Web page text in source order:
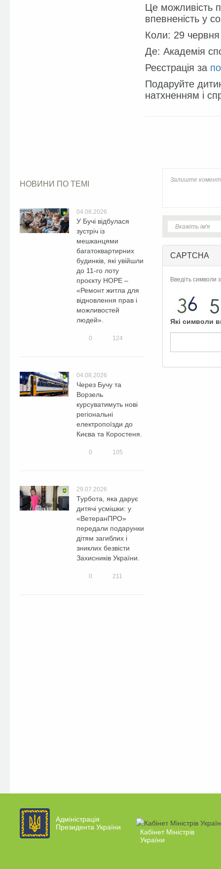
Це можливість
впевненість у
Коли: 29
Де: Академія
Реєстрація за
Подаруйте
натхненням і
НОВИНИ ПО ТЕМІ
04.08.2026
У Бучі відбулася
зустріч із
мешканцями
багатоквартирних
будинків, які увійшли
до 11-го лоту
проєкту HOPE –
«Ремонт житла для
відновлення прав і
можливостей
людей».
0 124
04.08.2026
Через Бучу та
Ворзель
курсуватимуть нові
регіональні
електропоїзди до
Києва та Коростеня.
0 105
29.07.2026
Турбота, яка дарує
дитячі усмішки: у
«ВетеранПРО»
передали подарунки
дітям загиблих і
зниклих безвісти
Захисників України.
0 211
CAPTCHA
Введіть символи
Які символи
Адміністрація
Президента України
Кабінет Міністрів
України